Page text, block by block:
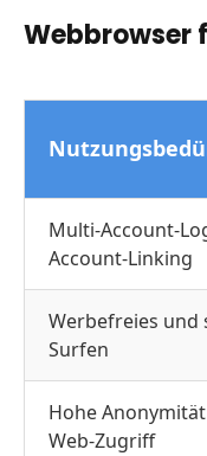
Webbrowser
Multi-Account-
Account-Linking
Werbefreies und
Surfen
Hohe
Web-Zugriff